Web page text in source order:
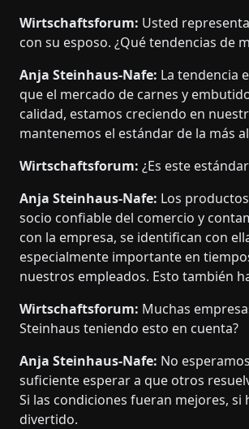
Wirtschaftsforum: Usted
con su esposo. ¿Qué tendencias de
Anja Steinhaus-Nafe: La tendencia
que el mercado de carnes y
calidad, estamos creciendo en
mantenemos el estándar de la más
Wirtschaftsforum: ¿Es este
Anja Steinhaus-Nafe: Los
socio confiable del comercio y
con la empresa, se identifican con
especialmente importante en
nuestros empleados. Esto también
Wirtschaftsforum: Muchas
Steinhaus teniendo esto en cuenta?
Anja Steinhaus-Nafe: No
suficiente esperar a que otros
Si las condiciones fueran mejores,
divertido.